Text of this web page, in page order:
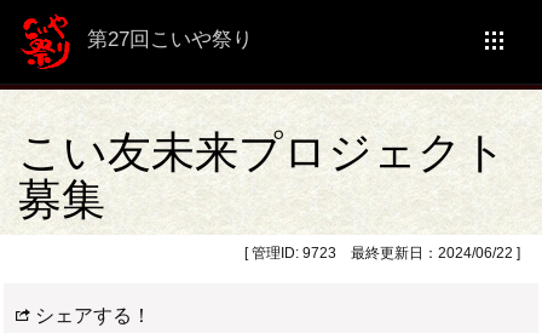
第27回こいや祭り
こい友未来プロジェクト
募集
[ 管理ID: 9723 最終更新日：2024/06/22 ]
シェアする！